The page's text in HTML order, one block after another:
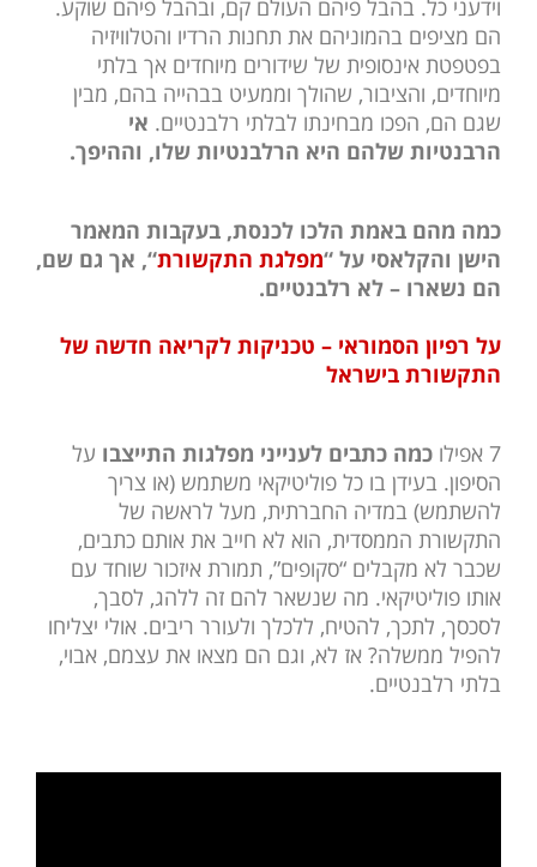
וידעני כל. בהבל פיהם העולם קם, ובהבל פיהם שוקע.
הם מציפים בהמוניהם את תחנות הרדיו והטלוויזיה
בפטפטת אינסופית של שידורים מיוחדים אך בלתי
מיוחדים, והציבור, שהולך וממעיט בבהייה בהם, מבין
שגם הם, הפכו מבחינתו לבלתי רלבנטיים. אי
הרבנטיות שלהם היא הרלבנטיות שלו, וההיפך.
כמה מהם באמת הלכו לכנסת, בעקבות המאמר
הישן והקלאסי על “מפלגת התקשורת“, אך גם שם,
הם נשארו – לא רלבנטיים.
על רפיון הסמוראי – טכניקות לקריאה חדשה של
התקשורת בישראל
7 אפילו כמה כתבים לענייני מפלגות התייצבו על
הסיפון. בעידן בו כל פוליטיקאי משתמש (או צריך
להשתמש) במדיה החברתית, מעל לראשה של
התקשורת הממסדית, הוא לא חייב את אותם כתבים,
שכבר לא מקבלים “סקופים”, תמורת איזכור שוחד עם
אותו פוליטיקאי. מה שנשאר להם זה ללהג, לסבך,
לסכסך, לתכך, להטיח, ללכלך ולעורר ריבים. אולי יצליחו
להפיל ממשלה? אז לא, וגם הם מצאו את עצמם, אבוי,
בלתי רלבנטיים.